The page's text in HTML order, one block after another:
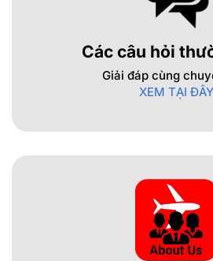
Các câu hỏi
Giải đáp cùng
XEM TẠI ĐÂY